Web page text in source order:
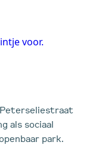
als sociaal
park.